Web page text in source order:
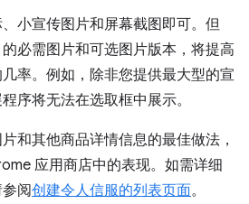
小宣传图片和屏幕截图即可。但
必需图片和可选图片版本，将提高
率。例如，除非您提供最大型的宣
序将无法在选取框中展示。
和其他商品详情信息的最佳做法，
应用商店中的表现。如需详细
阅创建令人信服的列表页面。